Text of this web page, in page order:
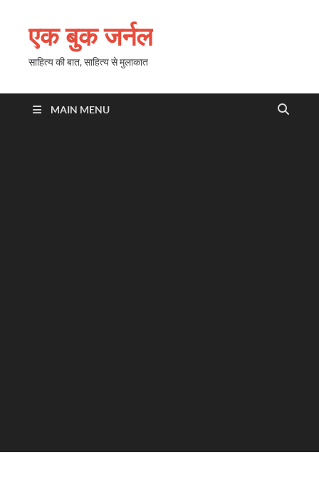
एक बुक जर्नल
साहित्य की बात, साहित्य से मुलाकात
MAIN MENU